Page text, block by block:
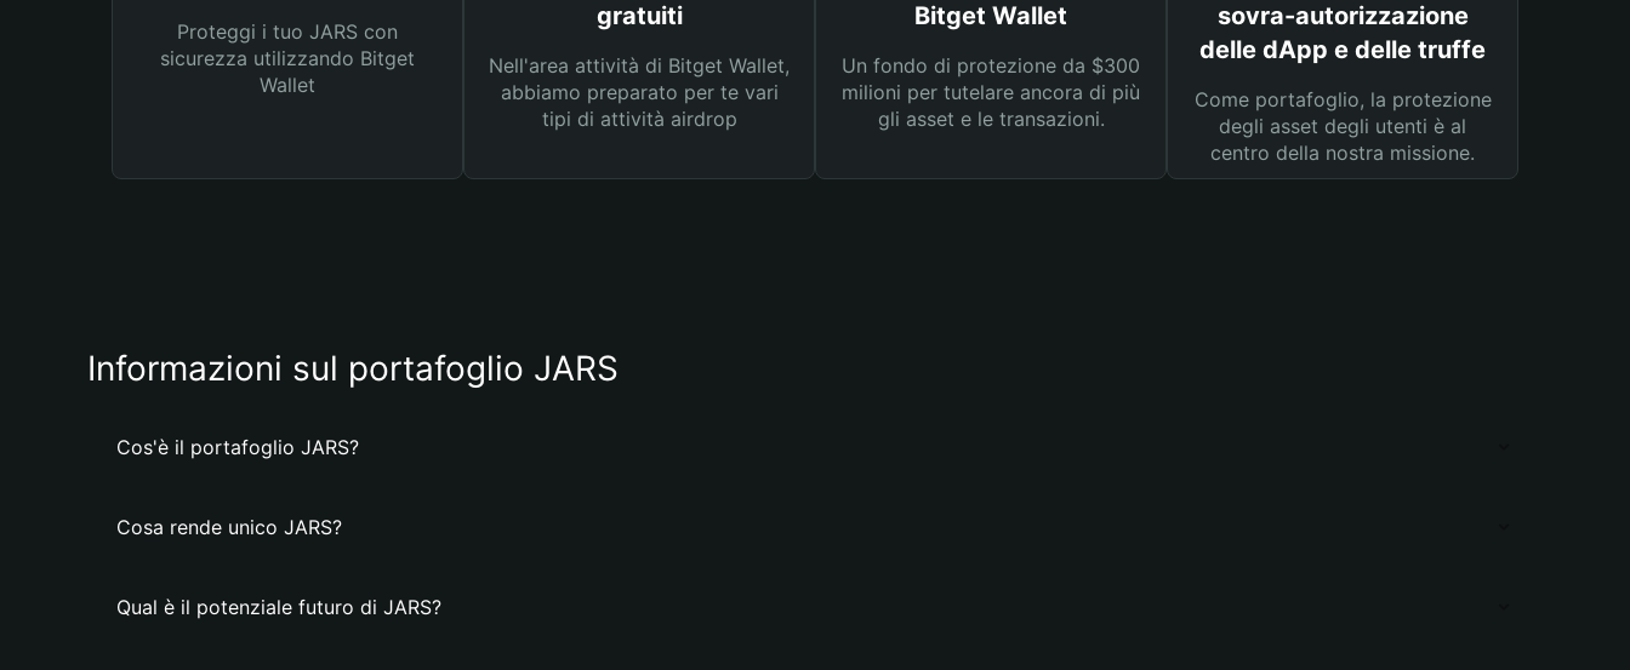
Proteggi i tuo JARS con
sicurezza utilizzando Bitget
Wallet
gratuiti
Nell'area attività di Bitget Wallet,
abbiamo preparato per te vari
tipi di attività airdrop
Bitget Wallet
Un fondo di protezione da $300
milioni per tutelare ancora di più
gli asset e le transazioni.
sovra-autorizzazione
delle dApp e delle truffe
Come portafoglio, la protezione
degli asset degli utenti è al
centro della nostra missione.
Informazioni sul portafoglio JARS
Cos'è il portafoglio JARS?
Cosa rende unico JARS?
Qual è il potenziale futuro di JARS?